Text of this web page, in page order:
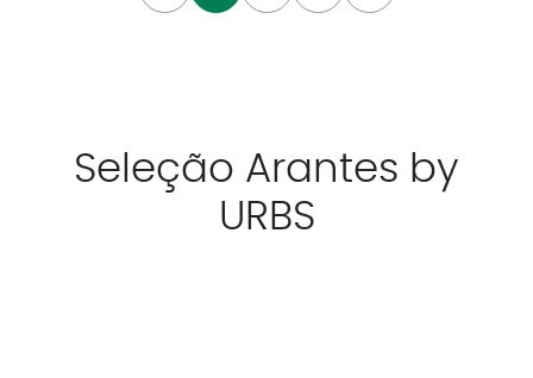
Seleção Arantes by
URBS